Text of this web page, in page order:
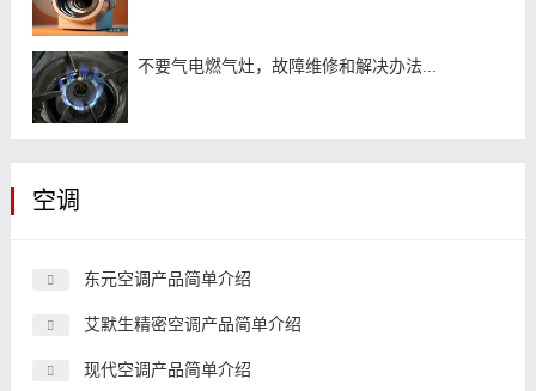
不要气电燃气灶，故障维修和解决办法...
空调
东元空调产品简单介绍
艾默生精密空调产品简单介绍
现代空调产品简单介绍